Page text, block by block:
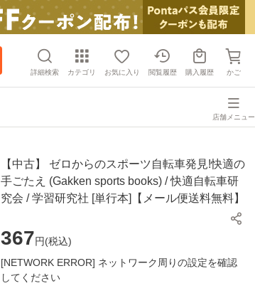
詳細検索 カテゴリ お気に入り 閲覧履歴 購入履歴 かご
店舗メニュー
【中古】 ゼロからのスポーツ自転車発見!快適の
手ごたえ (Gakken sports books) / 快適自転車研
究会 / 学習研究社 [単行本]【メール便送料無料】
367円(税込)
[NETWORK ERROR] ネットワーク周りの設定を確認
してください